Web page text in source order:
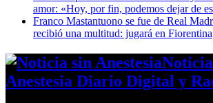
amor: «Hoy, por fin, podemos dejar de
Franco Mastantuono se fue de Real
recibió una multitud: jugará en Fiorentina
Anestesia Diario Digital y